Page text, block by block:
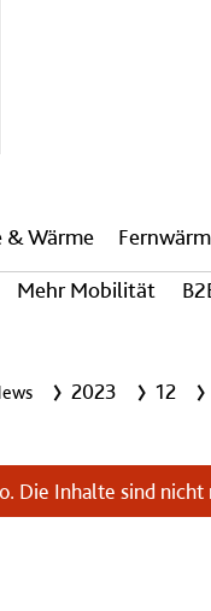
Mehr Mobilität
& Wärme
2023 12
Die Inhalte sind